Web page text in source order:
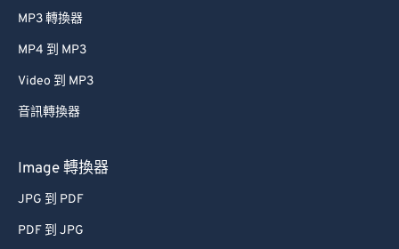
MP3 轉換器
MP4 到 MP3
Video 到 MP3
音訊轉換器
Image 轉換器
JPG 到 PDF
PDF 到 JPG